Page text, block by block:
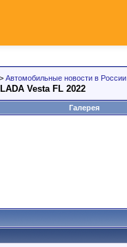
> Автомобильные новости в России
Vesta FL 2022
Галерея